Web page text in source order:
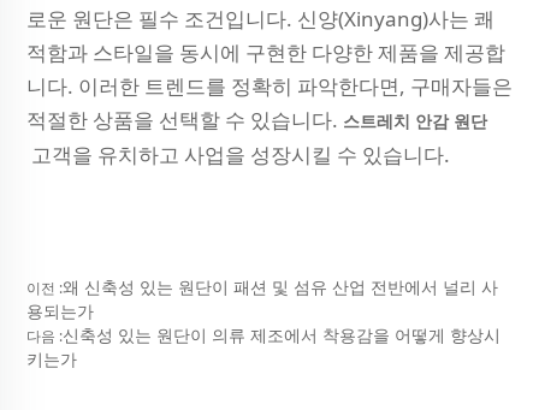
로운 원단은 필수 조건입니다. 신양(Xinyang)사는 쾌
적함과 스타일을 동시에 구현한 다양한 제품을 제공합
니다. 이러한 트렌드를 정확히 파악한다면, 구매자들은
적절한 상품을 선택할 수 있습니다. 스트레치 안감 원단
고객을 유치하고 사업을 성장시킬 수 있습니다.
이전 :왜 신축성 있는 원단이 패션 및 섬유 산업 전반에서 널리 사
용되는가
다음 :신축성 있는 원단이 의류 제조에서 착용감을 어떻게 향상시
키는가